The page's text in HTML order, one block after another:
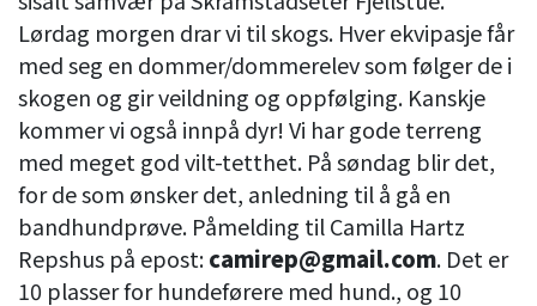
Lørdag morgen drar vi til skogs. Hver ekvipasje får
med seg en dommer/dommerelev som følger de i
skogen og gir veildning og oppfølging. Kanskje
kommer vi også innpå dyr! Vi har gode terreng
med meget god vilt-tetthet. På søndag blir det,
for de som ønsker det, anledning til å gå en
bandhundprøve. Påmelding til Camilla Hartz
Repshus på epost:camirep@gmail.com. Det er
10 plasser for hundeførere med hund., og 10